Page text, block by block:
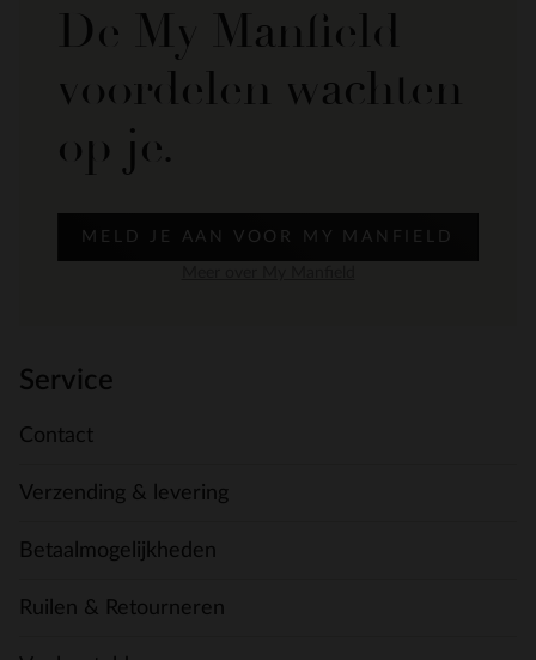
De My Manfield
voordelen wachten
op je.
MELD JE AAN VOOR MY MANFIELD
Service
Contact
Verzending & levering
Betaalmogelijkheden
Ruilen & Retourneren